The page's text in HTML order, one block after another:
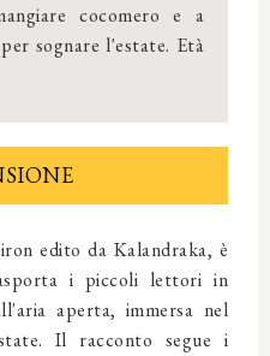
cocomero e a
sognare l'estate. Età
edito da Kalandraka, è
i piccoli lettori in
aperta, immersa nel
Il racconto segue i